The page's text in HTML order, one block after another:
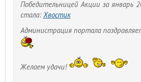
Победительницей Акции за январь
стала:Хвостик
Администрация портала
Желаем удачи!